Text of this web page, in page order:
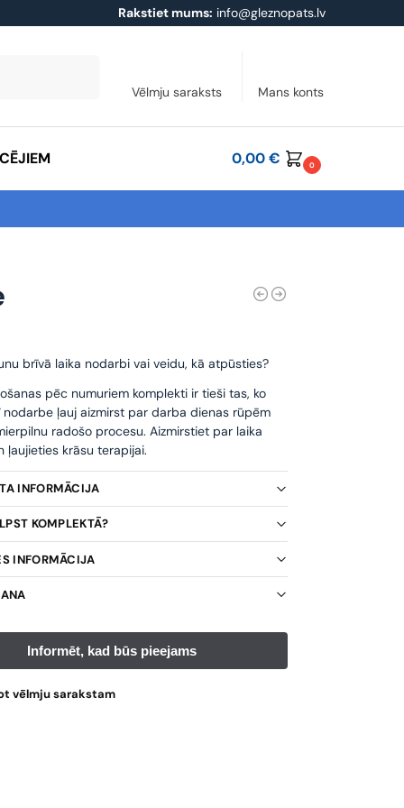
Rakstiet mums: info@gleznopats.lv
Vēlmju saraksts Mans konts
0,00€ 0
brīvā laika nodarbi vai veidu, kā atpūsties?
pēc numuriem komplekti ir tieši tas, ko
nodarbe ļauj aizmirst par darba dienas rūpēm
radošo procesu. Aizmirstiet par laika
ļaujieties krāsu terapijai.
INFORMĀCIJA
KOMPLEKTĀ?
INFORMĀCIJA
vēlmju sarakstam